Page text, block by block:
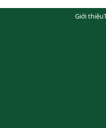
Giới thiệu